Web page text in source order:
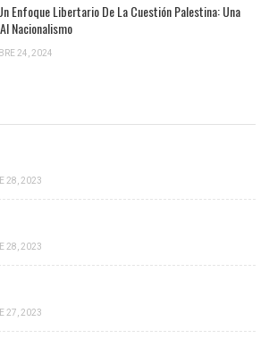
Enfoque Libertario De La Cuestión Palestina: Una
Nacionalismo
24, 2024
28, 2023
28, 2023
27, 2023